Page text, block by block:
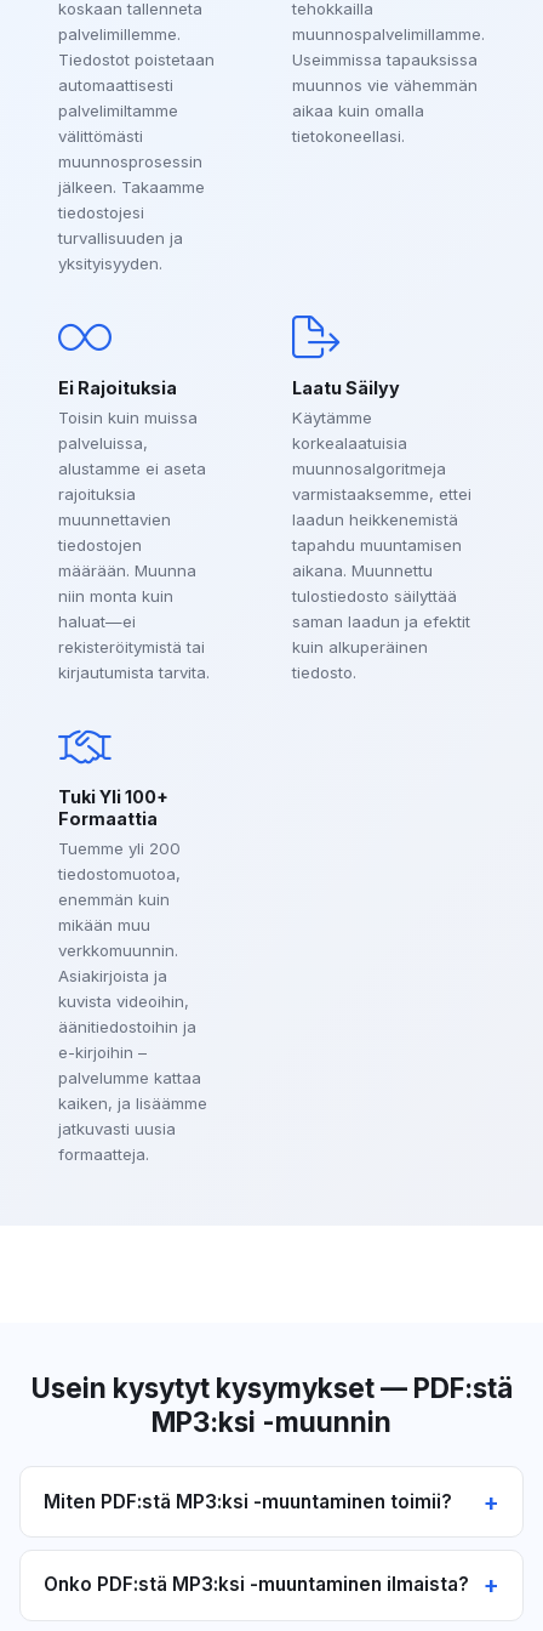
koskaan tallenneta
palvelimillemme.
Tiedostot poistetaan
automaattisesti
palvelimiltamme
välittömästi
muunnosprosessin
jälkeen. Takaamme
tiedostojesi
turvallisuuden ja
yksityisyyden.
tehokkailla
muunnospalvelimillamme.
Useimmissa tapauksissa
muunnos vie vähemmän
aikaa kuin omalla
tietokoneellasi.
Ei Rajoituksia
Toisin kuin muissa
palveluissa,
alustamme ei aseta
rajoituksia
muunnettavien
tiedostojen
määrään. Muunna
niin monta kuin
haluat—ei
rekisteröitymistä tai
kirjautumista tarvita.
Laatu Säilyy
Käytämme
korkealaatuisia
muunnosalgoritmeja
varmistaaksemme, ettei
laadun heikkenemistä
tapahdu muuntamisen
aikana. Muunnettu
tulostiedosto säilyttää
saman laadun ja efektit
kuin alkuperäinen
tiedosto.
Tuki Yli 100+
Formaattia
Tuemme yli 200
tiedostomuotoa,
enemmän kuin
mikään muu
verkkomuunnin.
Asiakirjoista ja
kuvista videoihin,
äänitiedostoihin ja
e-kirjoihin –
palvelumme kattaa
kaiken, ja lisäämme
jatkuvasti uusia
formaatteja.
Usein kysytyt kysymykset — PDF:stä
MP3:ksi -muunnin
Miten PDF:stä MP3:ksi -muuntaminen toimii?
Muuntimemme poimii tekstikerroksen PDF:stäsi ja
käsittelee sen tekstistä puheeksi -moottorin kautta
Onko PDF:stä MP3:ksi -muuntaminen ilmaista?